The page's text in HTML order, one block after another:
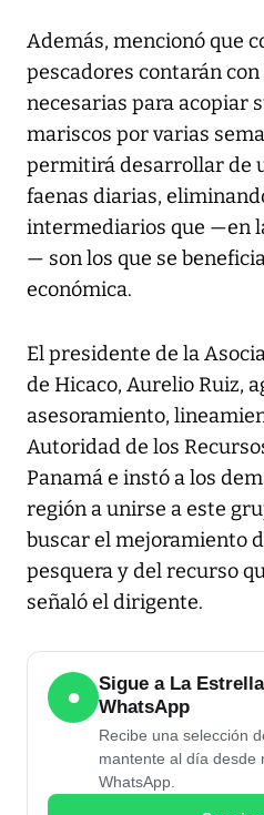
Además, mencionó que
pescadores contarán
necesarias para acopiar
mariscos por varias
permitirá desarrollar de
faenas diarias,
intermediarios que —en
— son los que se
económica.
El presidente de la
de Hicaco, Aurelio Ruiz,
asesoramiento,
Autoridad de los
Panamá e instó a los
región a unirse a este
buscar el mejoramiento
pesquera y del recurso
señaló el dirigente.
●
Sigue a La
WhatsApp
Recibe una selección
mantente al día desde
WhatsApp.